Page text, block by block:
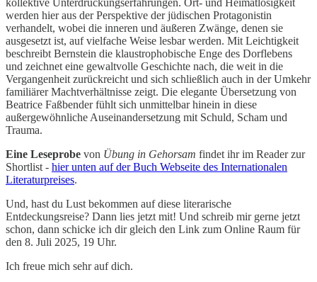
kollektive Unterdrückungserfahrungen. Ort- und Heimatlosigkeit
werden hier aus der Perspektive der jüdischen Protagonistin
verhandelt, wobei die inneren und äußeren Zwänge, denen sie
ausgesetzt ist, auf vielfache Weise lesbar werden. Mit Leichtigkeit
beschreibt Bernstein die klaustrophobische Enge des Dorflebens
und zeichnet eine gewaltvolle Geschichte nach, die weit in die
Vergangenheit zurückreicht und sich schließlich auch in der Umkehr
familiärer Machtverhältnisse zeigt. Die elegante Übersetzung von
Beatrice Faßbender fühlt sich unmittelbar hinein in diese
außergewöhnliche Auseinandersetzung mit Schuld, Scham und
Trauma.
Eine Leseprobe von Übung in Gehorsam findet ihr im Reader zur
Shortlist - hier unten auf der Buch Webseite des Internationalen
Literaturpreises.
Und, hast du Lust bekommen auf diese literarische
Entdeckungsreise? Dann lies jetzt mit! Und schreib mir gerne jetzt
schon, dann schicke ich dir gleich den Link zum Online Raum für
den 8. Juli 2025, 19 Uhr.
Ich freue mich sehr auf dich.